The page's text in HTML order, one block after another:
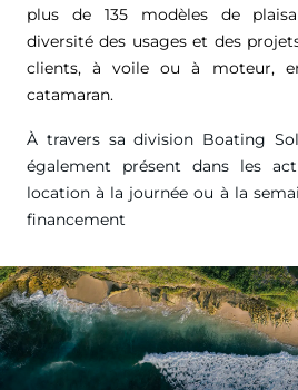
plus de 135 modèles de
diversité des usages et des
clients, à voile ou à moteur,
catamaran.
À travers sa division Boating
également présent dans les
location à la journée ou à la
financement